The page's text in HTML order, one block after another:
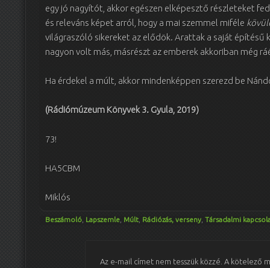
egy jó nagyítót, akkor egészen elképesztő részleteket
és releváns képet arról, hogy a mai szemmel miféle
világraszóló sikereket az elődök. Arattak a saját építésű
nagyon volt más, másrészt az emberek akkoriban még
Ha érdekel a múlt, akkor mindenképpen szerezd be
(Rádiómúzeum Könyvek 3. Gyula, 2019)
73!
HA5CBM
Miklós
Beszámoló Lapszemle Múlt Rádiózás, verseny Társadalmi
Az e-mail címet nem tesszük közzé. A kötelező